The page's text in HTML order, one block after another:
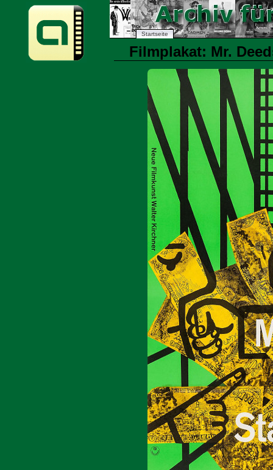
Startseite
Filmplakat: Mr.